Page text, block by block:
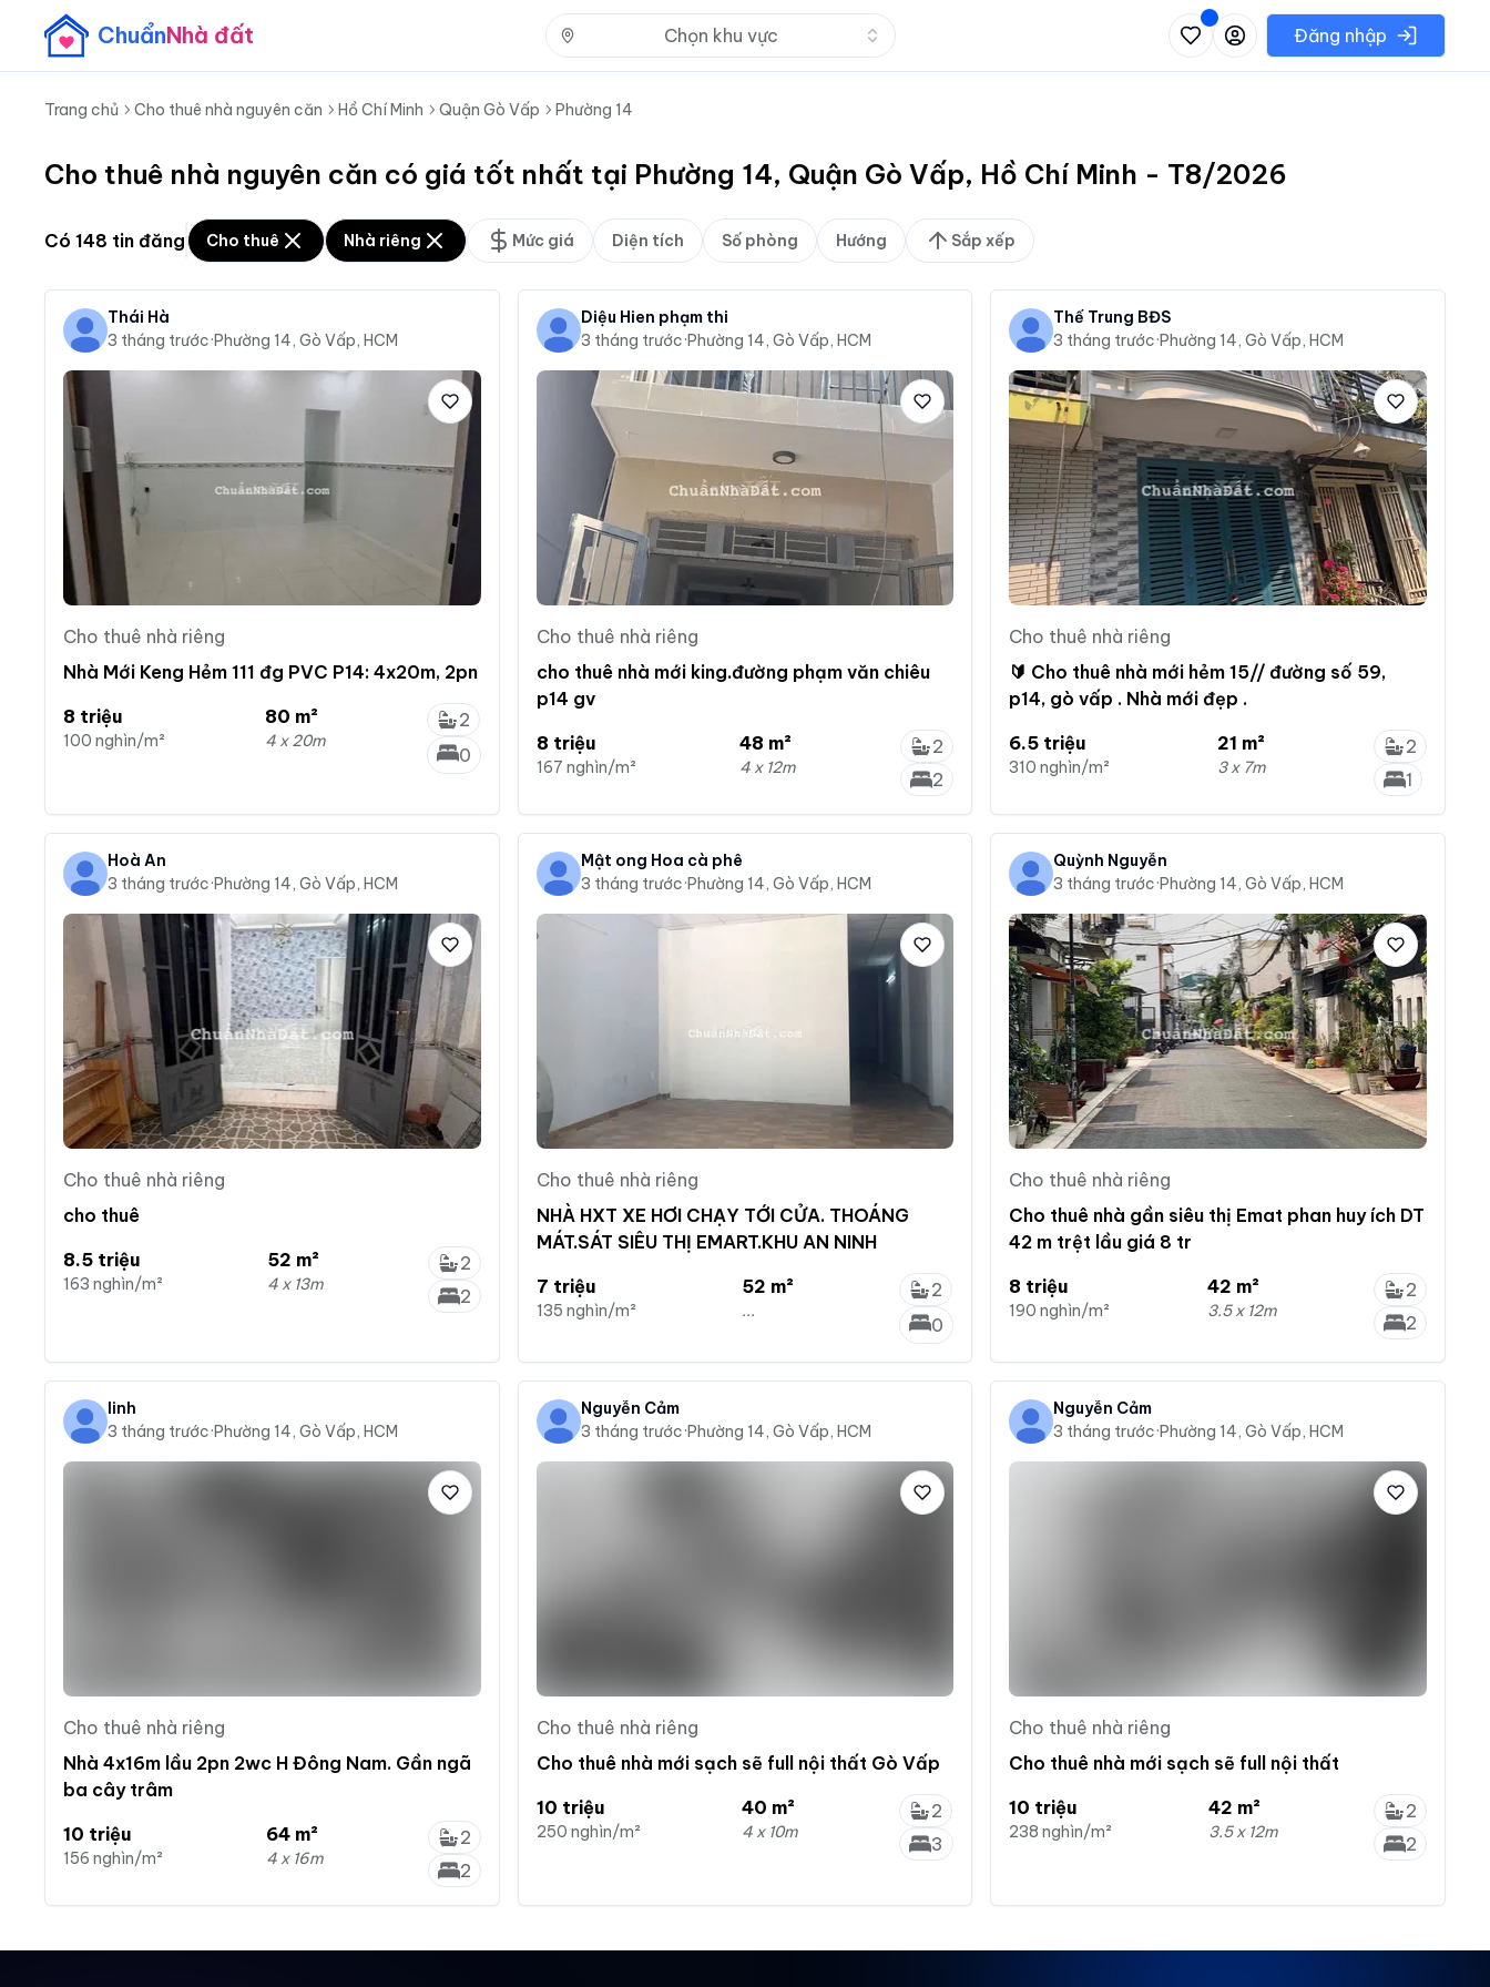
ChuẩnNhà đất Chọn khu vực Nhấn để mở danh sách các khu vực có thể chọnĐăng nhập
Trang chủ Cho thuê nhà nguyên căn Hồ Chí Minh Quận Gò Vấp Phường 14
Cho thuê nhà nguyên căn có giá tốt nhất tại Phường 14, Quận Gò Vấp, Hồ Chí Minh - T8/2026
Có 148 tin đăng Cho thuê Nhà riêng Mức giá Diện tích Số phòng Hướng Sắp xếp
Thái Hà
3 tháng trước·Phường 14, Gò Vấp, HCM
Cho thuê nhà riêng
Nhà Mới Keng Hẻm 111 đg PVC P14: 4x20m, 2pn
8 triệu
100 nghìn/m²
80 m²
4 x 20m
2
0
Diệu Hien phạm thi
3 tháng trước·Phường 14, Gò Vấp, HCM
Cho thuê nhà riêng
cho thuê nhà mới king.đường phạm văn chiêu
p14 gv
8 triệu
167 nghìn/m²
48 m²
4 x 12m
2
2
Thế Trung BĐS
3 tháng trước·Phường 14, Gò Vấp, HCM
Cho thuê nhà riêng
🔰 Cho thuê nhà mới hẻm 15// đường số 59,
p14, gò vấp . Nhà mới đẹp .
6.5 triệu
310 nghìn/m²
21 m²
3 x 7m
2
1
Hoà An
3 tháng trước·Phường 14, Gò Vấp, HCM
Cho thuê nhà riêng
cho thuê
8.5 triệu
163 nghìn/m²
52 m²
4 x 13m
2
2
Mật ong Hoa cà phê
3 tháng trước·Phường 14, Gò Vấp, HCM
Cho thuê nhà riêng
NHÀ HXT XE HƠI CHẠY TỚI CỬA. THOÁNG
MÁT.SÁT SIÊU THỊ EMART.KHU AN NINH
7 triệu
135 nghìn/m²
52 m²
...
2
0
Quỳnh Nguyễn
3 tháng trước·Phường 14, Gò Vấp, HCM
Cho thuê nhà riêng
Cho thuê nhà gần siêu thị Emat phan huy ích DT
42 m trệt lầu giá 8 tr
8 triệu
190 nghìn/m²
42 m²
3.5 x 12m
2
2
linh
3 tháng trước·Phường 14, Gò Vấp, HCM
Cho thuê nhà riêng
Nhà 4x16m lầu 2pn 2wc H Đông Nam. Gần ngã
ba cây trâm
10 triệu
156 nghìn/m²
64 m²
4 x 16m
2
2
Nguyễn Cảm
3 tháng trước·Phường 14, Gò Vấp, HCM
Cho thuê nhà riêng
Cho thuê nhà mới sạch sẽ full nội thất Gò Vấp
10 triệu
250 nghìn/m²
40 m²
4 x 10m
2
3
Nguyễn Cảm
3 tháng trước·Phường 14, Gò Vấp, HCM
Cho thuê nhà riêng
Cho thuê nhà mới sạch sẽ full nội thất
10 triệu
238 nghìn/m²
42 m²
3.5 x 12m
2
2